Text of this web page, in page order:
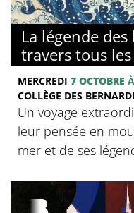
La légende
travers tous
MERCREDI 7 OCTOBRE
COLLÈGE DES
Un voyage
leur pensée en
mer et de ses